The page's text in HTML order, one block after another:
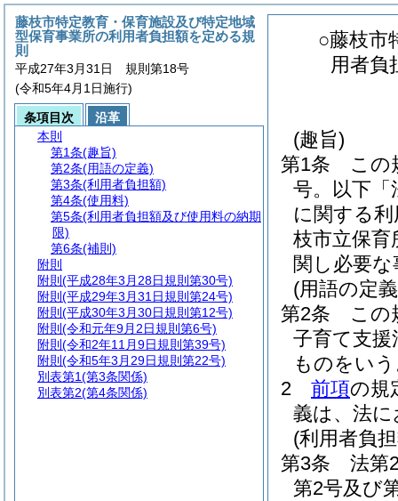
○藤枝市
用者負
(趣旨)
第1条
この
号。以下「
に関する
枝市立保育
関し必要
(用語の定
第2条
この
子育て支援
ものをい
2
前項の規
義は、法
(利用者負
第3条
法第
第2号及び
藤枝市特定教育・保育施設及び特定地域
型保育事業所の利用者負担額を定める規
則
平成27年3月31日 規則第18号
(令和5年4月1日施行)
条項目次
沿革
本則
第1条(趣旨)
第2条(用語の定義)
第3条(利用者負担額)
第4条(使用料)
第5条(利用者負担額及び使用料の納期
限)
第6条(補則)
附則
附則 (平成28年3月28日規則第30号)
附則 (平成29年3月31日規則第24号)
附則 (平成30年3月30日規則第12号)
附則 (令和元年9月2日規則第6号)
附則 (令和2年11月9日規則第39号)
附則 (令和5年3月29日規則第22号)
別表第1(第3条関係)
別表第2(第4条関係)